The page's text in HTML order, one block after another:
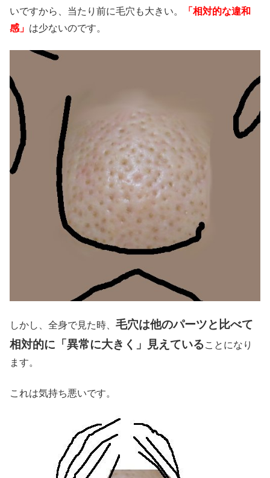
いですから、当たり前に毛穴も大きい。
「相対的な違和
感」 は少ないのです。
しかし、全身で見た時、 毛穴は他のパーツと比べて
相対的に「異常に大きく」見えていることになり
ます。
これは気持ち悪いです。